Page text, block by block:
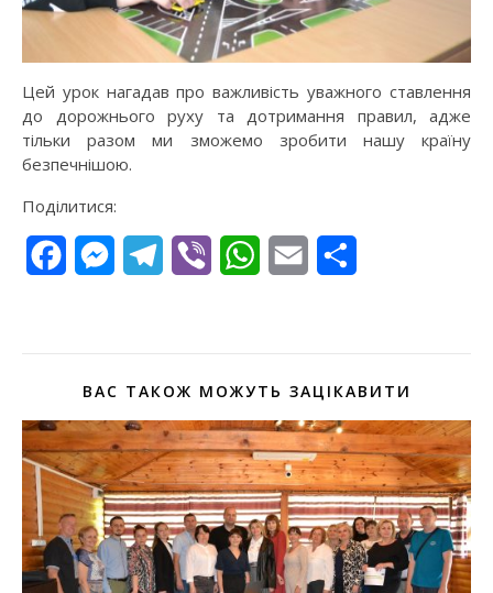
Цей урок нагадав про важливість уважного ставлення
до дорожнього руху та дотримання правил, адже
тільки разом ми зможемо зробити нашу країну
безпечнішою.
Поділитися:
FacebookMessengerTelegram
Viber WhatsApp
Email
ВАС ТАКОЖ МОЖУТЬ ЗАЦІКАВИТИ